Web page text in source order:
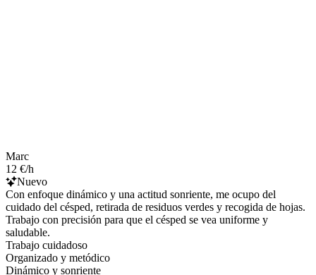
Marc
12 €/h
Nuevo
Con enfoque dinámico y una actitud sonriente, me ocupo del
cuidado del césped, retirada de residuos verdes y recogida de hojas.
Trabajo con precisión para que el césped se vea uniforme y
saludable.
Trabajo cuidadoso
Organizado y metódico
Dinámico y sonriente